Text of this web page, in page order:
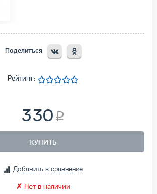
Поделиться
Рейтинг:
330
КУПИТЬ
Добавить в сравнение
✗ Нет в наличии